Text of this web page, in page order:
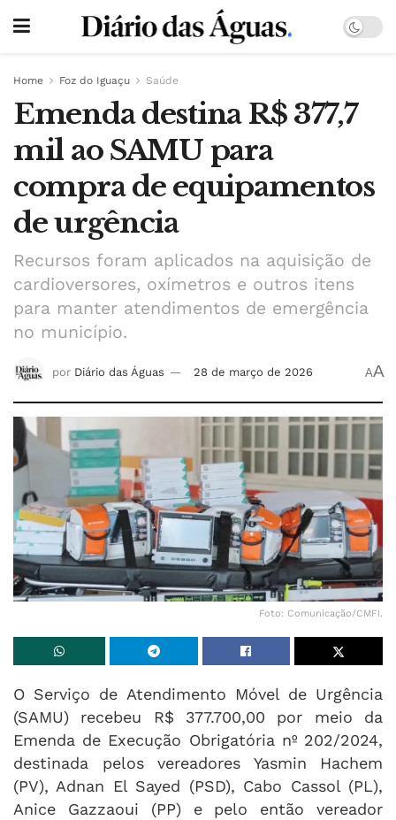
Home Foz do Iguaçu Saúde
Emenda destina R$ 377,7
mil ao SAMU para
compra de equipamentos
de urgência
Recursos foram aplicados na aquisição de
cardioversores, oxímetros e outros itens
para manter atendimentos de emergência
no município.
por Diário das Águas 28 de março de 2026 AA
Foto: Comunicação/CMFI.
O Serviço de Atendimento Móvel de Urgência
(SAMU) recebeu R$ 377.700,00 por meio da
Emenda de Execução Obrigatória nº 202/2024,
destinada pelos vereadores Yasmin Hachem
(PV), Adnan El Sayed (PSD), Cabo Cassol (PL),
Anice Gazzaoui (PP) e pelo então vereador